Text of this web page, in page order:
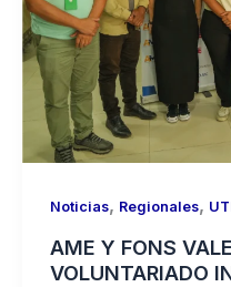
Noticias, Regionales,
AME Y FONS
VOLUNTARIADO